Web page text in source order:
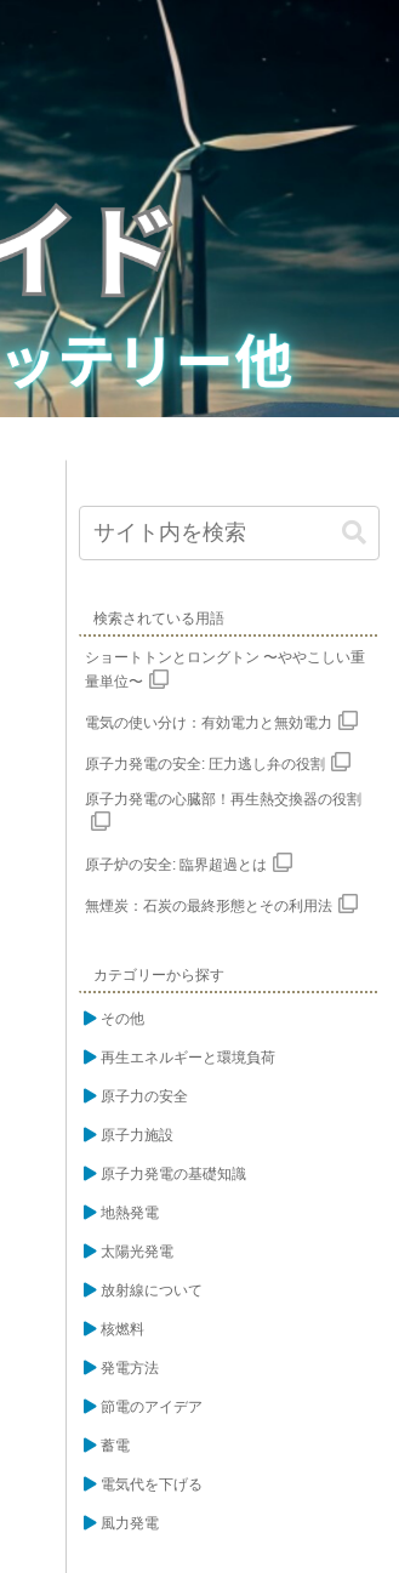
検索されている用語
ショートトンとロングトン 〜ややこしい重
量単位〜
電気の使い分け：有効電力と無効電力
原子力発電の安全: 圧力逃し弁の役割
原子力発電の心臓部！再生熱交換器の役割
原子炉の安全: 臨界超過とは
無煙炭：石炭の最終形態とその利用法
カテゴリーから探す
その他
再生エネルギーと環境負荷
原子力の安全
原子力施設
原子力発電の基礎知識
地熱発電
太陽光発電
放射線について
核燃料
発電方法
節電のアイデア
蓄電
電気代を下げる
風力発電